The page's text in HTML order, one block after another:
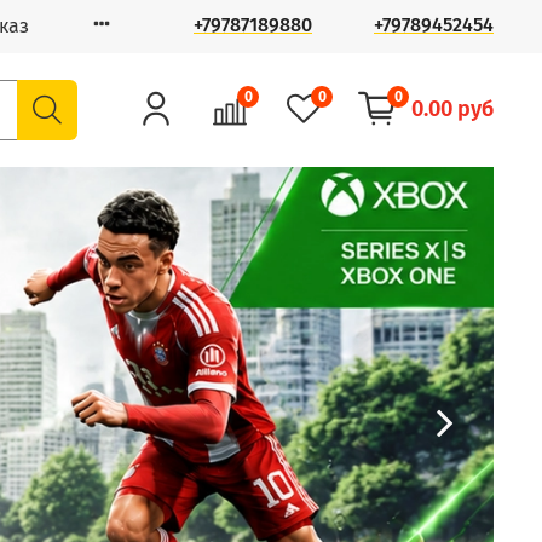
+79787189880 +79789452454
0 0 0 0.00 руб